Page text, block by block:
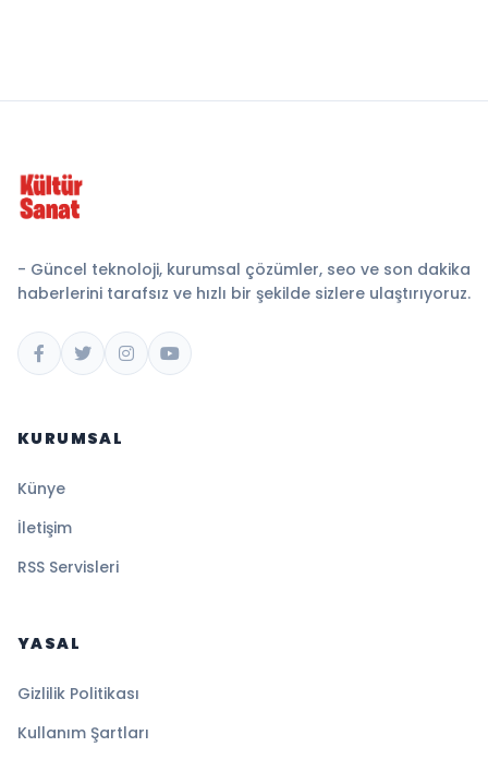
- Güncel teknoloji, kurumsal çözümler, seo ve son dakika
haberlerini tarafsız ve hızlı bir şekilde sizlere ulaştırıyoruz.
KURUMSAL
Künye
İletişim
RSS Servisleri
YASAL
Gizlilik Politikası
Kullanım Şartları